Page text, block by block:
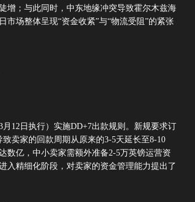
增；与此同时，中东地缘冲突导致霍尔木兹海
场整体呈现“资金收紧”与“物流受阻”的紧张
12日执行）实施DD+7出款规则。新规要求订
卖家的回款周期从原来的3-5天延长至8-10
数亿，中小卖家需额外准备2-5万英镑运营资
入精细化阶段，对卖家的资金管理能力提出了